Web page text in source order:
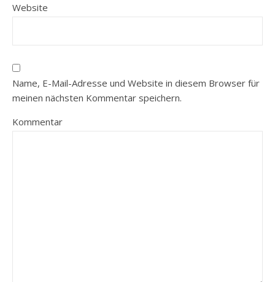
Website
Name, E-Mail-Adresse und Website in diesem Browser für
meinen nächsten Kommentar speichern.
Kommentar